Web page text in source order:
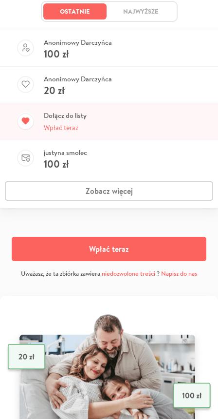
OSTATNIE NAJWYŻSZE
Anonimowy Darczyńca
100 zł
Anonimowy Darczyńca
20 zł
Dołącz do listy
Wpłać teraz
justyna smolec
100 zł
Zobacz więcej
Wpłać teraz
Uważasz, że ta zbiórka zawiera niedozwolone treści? Napisz do nas